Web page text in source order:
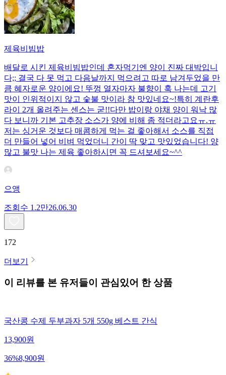
제육비빔밥
배달로 시킨 제육비빔밥인데 혼자먹기엔 양이 진짜 대박입니
다;; 결국 다 못 먹고 다음날까지 먹으려고 따로 남겨두었을 만
큼 혜자로운 양이에요! 뚜껑 열자마자 불향이 훅 나는데 고기
맛이 인위적이지 않고 숯불 맛이라 참 맛있네요~!특히 계란후
라이 2개 올려주는 센스는 굳!! ​다만 밥이랑 야채 양이 워낙 많
다 보니까 기본 고추장 소스가 양에 비해 좀 적더라고요ㅠ.ㅠ
저는 싱거운 것보다 매콤하게 먹는 걸 좋아해서 소스를 직접
더 만들어 넣어 비벼 먹었더니 간이 딱 맞고 맛있었습니다! 양
많고 불맛 나는 제육 좋아하시면 꼭 드셔보세요~^^
으앵
조회수 1.2만26.06.30
172
더보기
이 리뷰를 본 유저들이 관심있어 한 상품
국산콩 수제 두부과자 5개 550g 베스트 간식
13,900원
36%8,900원